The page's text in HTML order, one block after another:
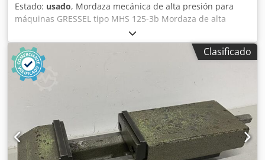
Estado: usado, Mordaza mecánica de alta presión para
máquinas GRESSEL tipo MHS 125-3b Mordaza de alta
presión Ancho de mordaza: 125 mm Altura de mordaza: 40
mm Apertura: 203 mm Fuerza de apriete: 2 / 3 / 4
toneladas Altura de la guía: 62 mm - Fuerza de sujeción
ajustable en 3 niveles - Mordaza de alta presión con
amplificador mecánico de fuerza - Rango de sujeción
ajustable en 4 niveles Dedpfx Abjy Ra Ddoxjkr - 1 mordaza
compensadora, tipo 180, ancho de mordaza 125 mm -
Rosca lateral para tope de pieza Dimensiones: 440 x 140 x
102 mm Peso: 28 kg
Clasificado